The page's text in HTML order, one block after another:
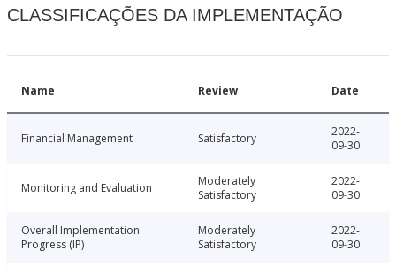
CLASSIFICAÇÕES DA IMPLEMENTAÇÃO
Name Review Date
Financial Management Satisfactory
2022-
09-30
Monitoring and Evaluation
Moderately
Satisfactory
2022-
09-30
Overall Implementation
Progress (IP)
Moderately
Satisfactory
2022-
09-30